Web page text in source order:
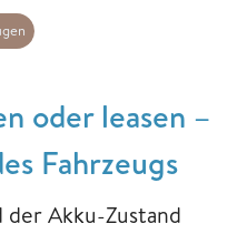
oder leasen –
Fahrzeugs
Akku-Zustand